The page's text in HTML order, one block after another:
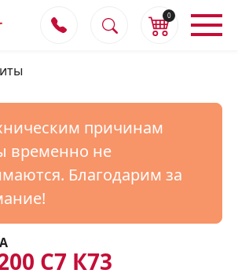
0
причинам
временно не
Благодарим за
С7 К73